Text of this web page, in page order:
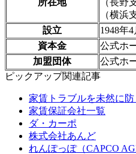
（横浜
設立
1948年4
資本金
公式ホ
加盟団体
公式ホ
ピックアップ関連記事
家賃トラブルを未然に
家賃保証会社一覧
ダ・カーポ
株式会社あんど
れんぽっぽ（CAPCO